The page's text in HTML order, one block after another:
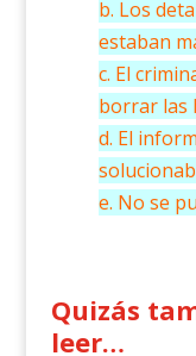
b. Los
estaban
c. El
borrar las
d. El
e. No se
Quizás
leer…